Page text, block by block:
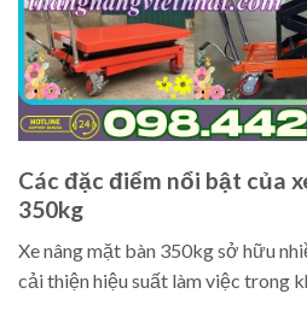
Các đặc điểm nổi bật của
350kg
Xe nâng mặt bàn 350kg sở hữu
cải thiện hiệu suất làm việc trong